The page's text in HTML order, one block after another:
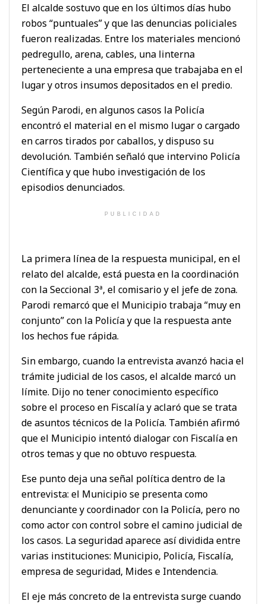
El alcalde sostuvo que en los últimos días hubo
robos “puntuales” y que las denuncias policiales
fueron realizadas. Entre los materiales mencionó
pedregullo, arena, cables, una linterna
perteneciente a una empresa que trabajaba en el
lugar y otros insumos depositados en el predio.
Según Parodi, en algunos casos la Policía
encontró el material en el mismo lugar o cargado
en carros tirados por caballos, y dispuso su
devolución. También señaló que intervino Policía
Científica y que hubo investigación de los
episodios denunciados.
PUBLICIDAD
La primera línea de la respuesta municipal, en el
relato del alcalde, está puesta en la coordinación
con la Seccional 3ª, el comisario y el jefe de zona.
Parodi remarcó que el Municipio trabaja “muy en
conjunto” con la Policía y que la respuesta ante
los hechos fue rápida.
Sin embargo, cuando la entrevista avanzó hacia el
trámite judicial de los casos, el alcalde marcó un
límite. Dijo no tener conocimiento específico
sobre el proceso en Fiscalía y aclaró que se trata
de asuntos técnicos de la Policía. También afirmó
que el Municipio intentó dialogar con Fiscalía en
otros temas y que no obtuvo respuesta.
Ese punto deja una señal política dentro de la
entrevista: el Municipio se presenta como
denunciante y coordinador con la Policía, pero no
como actor con control sobre el camino judicial de
los casos. La seguridad aparece así dividida entre
varias instituciones: Municipio, Policía, Fiscalía,
empresa de seguridad, Mides e Intendencia.
El eje más concreto de la entrevista surge cuando